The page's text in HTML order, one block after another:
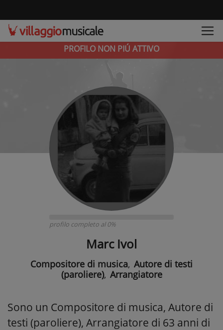
PROFILO NON PIÚ ATTIVO
profilo completo al 0%
Marc Ivol
Compositore di musica, Autore di testi
(paroliere), Arrangiatore
Sono un Compositore di musica, Autore di
testi (paroliere), Arrangiatore di 63 anni di